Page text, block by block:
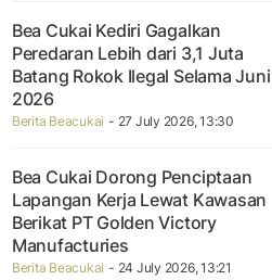
Bea Cukai Kediri Gagalkan
Peredaran Lebih dari 3,1 Juta
Batang Rokok Ilegal Selama Juni
2026
Berita Beacukai - 27 July 2026, 13:30
Bea Cukai Dorong Penciptaan
Lapangan Kerja Lewat Kawasan
Berikat PT Golden Victory
Manufacturies
Berita Beacukai - 24 July 2026, 13:21